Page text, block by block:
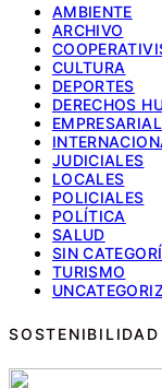
AMBIENTE
ARCHIVO
CULTURA
DEPORTES
DERECHOS
JUDICIALES
LOCALES
POLICIALES
POLÍTICA
SALUD
SIN
TURISMO